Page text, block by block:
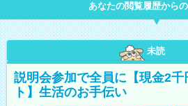
あなたの閲覧履歴から
未読
説明会参加で全員に【現金2
ト】生活のお手伝い